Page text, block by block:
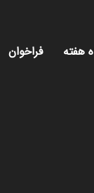
هفته فراخوان